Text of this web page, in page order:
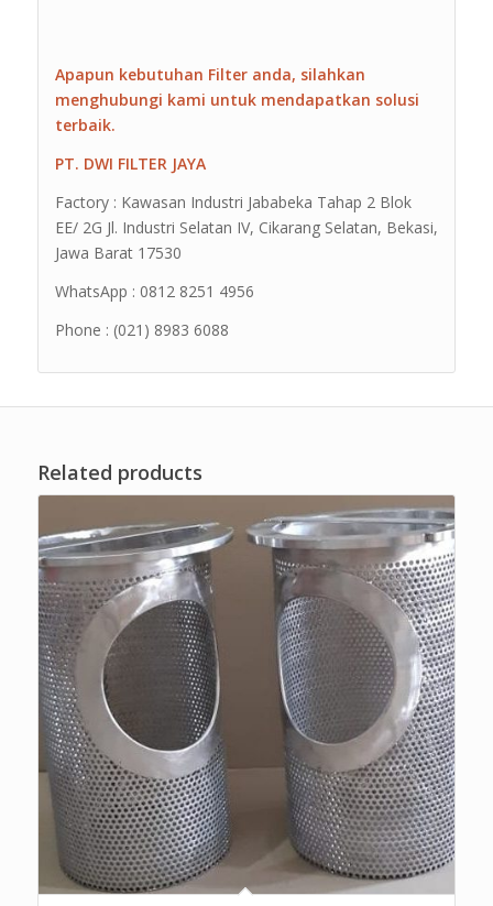
Apapun kebutuhan Filter anda, silahkan
menghubungi kami untuk mendapatkan solusi
terbaik.
PT. DWI FILTER JAYA
Factory : Kawasan Industri Jababeka Tahap 2 Blok
EE/ 2G Jl. Industri Selatan IV, Cikarang Selatan, Bekasi,
Jawa Barat 17530
WhatsApp : 0812 8251 4956
Phone : (021) 8983 6088
Related products